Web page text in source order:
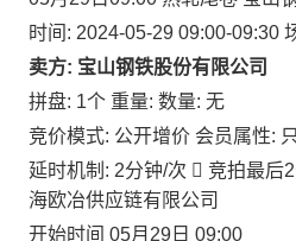
时间: 2024-05-29 09:00-09:30
卖方: 宝山钢铁股份有限公司
拼盘: 1个 重量: 数量: 无
竞价模式: 公开增价 会员属性:
延时机制: 2分钟/次  竞拍最后
海欧冶供应链有限公司
开始时间 05月29日 09:00